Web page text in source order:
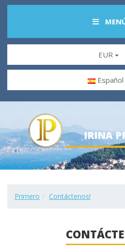
EUR
Español
IRINA
Primero Contáctenos!